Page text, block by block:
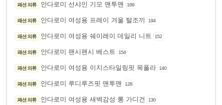
패션 의류 안다로미 선샤인 기모 맨투맨 169
패션 의류 안다로미 여성용 프레이 겨울 털조끼 194
패션 의류 안다로미 여성용 쉐이레이 데일리 니트 152
패션 의류 안다로미 팬시팬시 베스트 154
패션 의류 안다로미 여성용 이지스타일링핏 목폴라 140
패션 의류 안다로미 루디루즈핏 맨투맨 128
패션 의류 안다로미 여성용 새벽감성 롱 가디건 130